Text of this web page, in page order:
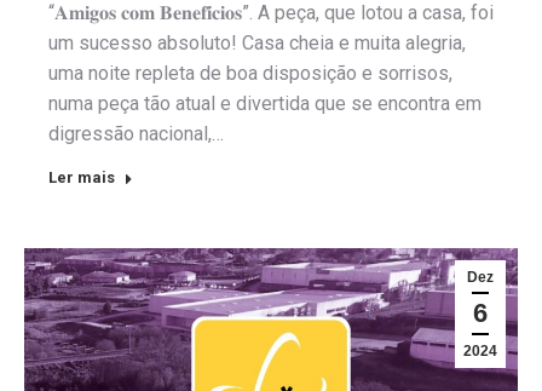
“𝐀𝐦𝐢𝐠𝐨𝐬 𝐜𝐨𝐦 𝐁𝐞𝐧𝐞𝐟𝐢́𝐜𝐢𝐨𝐬”. A peça, que lotou a casa, foi
um sucesso absoluto! Casa cheia e muita alegria,
uma noite repleta de boa disposição e sorrisos,
numa peça tão atual e divertida que se encontra em
digressão nacional,…
Ler mais
Dez
6
2024